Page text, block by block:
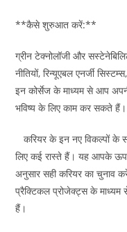
**कैसे शुरुआत करें:**
ग्रीन टेक्नोलॉजी और
नीतियों, रिन्यूएबल एनर्जी
इन कोर्सेज के माध्यम से आप
भविष्य के लिए काम कर सकते हैं।
करियर के इन नए विकल्पों के
लिए कई रास्ते हैं। यह आपके
अनुसार सही करियर का चुनाव
प्रैक्टिकल प्रोजेक्ट्स के
हैं।